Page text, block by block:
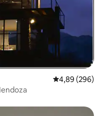
Évaluation
4,89 (296)